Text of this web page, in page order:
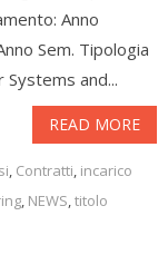
Anno
Sem. Tipologia
and...
READ MORE
, Contratti, incarico
, NEWS,titolo